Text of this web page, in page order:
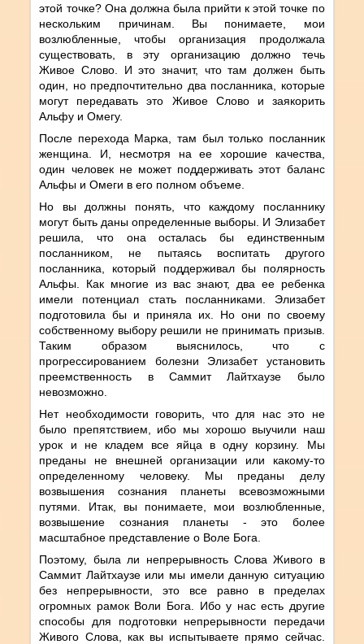
этой точке? Она должна была прийти к этой точке по
нескольким причинам. Вы понимаете, мои
возлюбленные, чтобы организация продолжала
существовать, в эту организацию должно течь
Живое Слово. И это значит, что там должен быть
один, но предпочтительно два посланника, которые
могут передавать это Живое Слово и заякорить
Альфу и Омегу.
После перехода Марка, там был только посланник
женщина. И, несмотря на ее хорошие качества,
один человек не может поддерживать этот баланс
Альфы и Омеги в его полном объеме.
Но вы должны понять, что каждому посланнику
могут быть даны определенные выборы. И Элизабет
решила, что она осталась бы единственным
посланником, не пытаясь воспитать другого
посланника, который поддерживал бы полярность
Альфы. Как многие из вас знают, два ее ребенка
имели потенциал стать посланниками. Элизабет
подготовила бы и приняла их. Но они по своему
собственному выбору решили не принимать призыв.
Таким образом выяснилось, что с
прогрессированием болезни Элизабет установить
преемственность в Саммит Лайтхаузе было
невозможно.
Нет необходимости говорить, что для нас это не
было препятствием, ибо мы хорошо выучили наш
урок и не кладем все яйца в одну корзину. Мы
преданы не внешней организации или какому-то
определенному человеку. Мы преданы делу
возвышения сознания планеты всевозможными
путями. Итак, вы понимаете, мои возлюбленные,
возвышение сознания планеты - это более
масштабное представление о Воле Бога.
Поэтому, была ли непрерывность Слова Живого в
Саммит Лайтхаузе или мы имели данную ситуацию
без непрерывности, это все равно в пределах
огромных рамок Воли Бога. Ибо у нас есть другие
способы для подготовки непрерывности передачи
Живого Слова, как вы испытываете прямо сейчас.